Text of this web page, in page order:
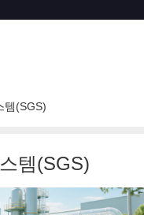
템(SGS)
템(SGS)